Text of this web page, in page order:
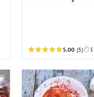
5.00 (5)